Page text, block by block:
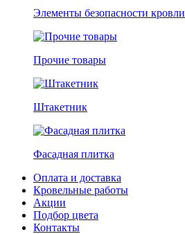
Элементы безопасности кровли
Прочие товары
Штакетник
Фасадная плитка
Оплата и доставка
Кровельные работы
Акции
Подбор цвета
Контакты